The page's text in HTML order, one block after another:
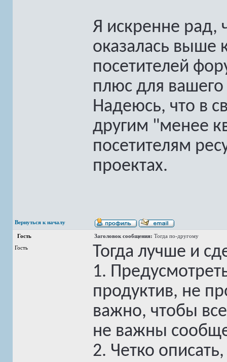
Я искренне рад,
оказалась выше
посетителей
плюс для
Надеюсь, что в
другим "менее
посетителям
проектах.
Вернуться к началу
Гость Заголовок сообщения: Тогда по-другому
Гость
Тогда лучше и
1.
продуктив, не
важно, чтобы
не важны
2. Четко